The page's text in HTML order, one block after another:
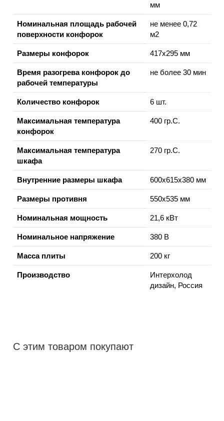
мм
Номинальная площадь рабочей
поверхности конфорок
не менее 0,72
м2
Размеры конфорок 417х295 мм
Время разогрева конфорок до
рабочей температуры
не более 30 мин
Количество конфорок 6 шт.
Максимальная температура
конфорок
400 гр.С.
Максимальная температура
шкафа
270 гр.С.
Внутренние размеры шкафа 600х615х380 мм
Размеры противня 550х535 мм
Номинальная мощность 21,6 кВт
Номинальное напряжение 380 В
Масса плиты 200 кг
Производство
Интерхолод
дизайн, Россия
С этим товаром покупают